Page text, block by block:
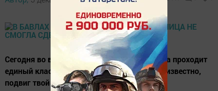
Сегодня во всех школах Бавлинского района проходит
единый классный час на тему «Имя твоё неизвестно,
подвиг твой бессмертен».